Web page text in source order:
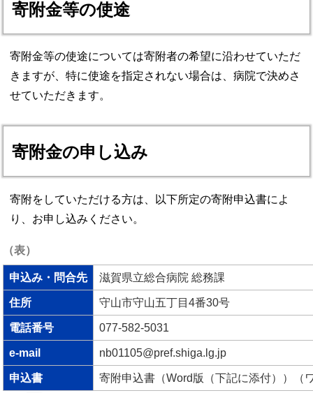
寄附金等の使途
寄附金等の使途については寄附者の希望に沿わせていただ
きますが、特に使途を指定されない場合は、病院で決めさ
せていただきます。
寄附金の申し込み
寄附をしていただける方は、以下所定の寄附申込書によ
り、お申し込みください。
（表）
申込み・問合先 滋賀県立総合病院 総務課
住所 守山市守山五丁目4番30号
電話番号 077-582-5031
e-mail nb01105@pref.shiga.lg.jp
申込書 寄附申込書（Word版（下記に添付））